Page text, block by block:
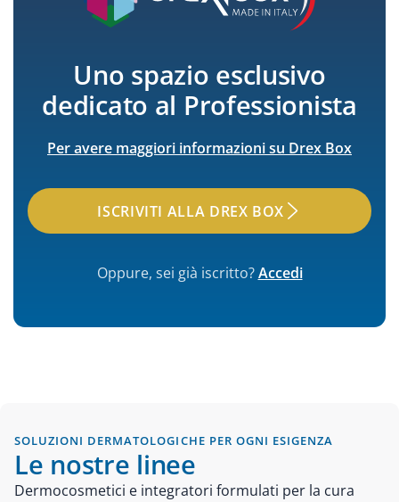
Uno spazio esclusivo
dedicato al Professionista
Per avere maggiori informazioni su Drex Box
ISCRIVITI ALLA DREX BOX
Oppure, sei già iscritto?Accedi
SOLUZIONI DERMATOLOGICHE PER OGNI ESIGENZA
Le nostre linee
Dermocosmetici e integratori formulati per la cura